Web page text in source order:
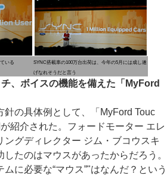
いる
SYNC搭載車の100万台出荷は、今年の5月には成し遂
げなれそうだと言う
、ボイスの機能を備えた「MyFord
の具体例として、「MyFord Touc
紹介された。フォードモーター エレ
ングディレクター ジム・ブコウスキ
たのはマウスがあったからだろう。
に必要な“マウス”"はなんだ？という